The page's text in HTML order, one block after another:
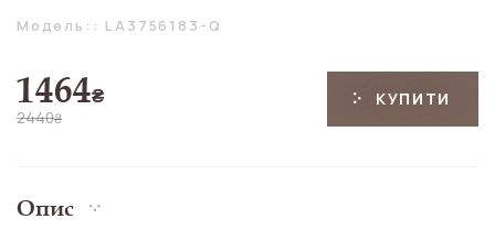
Модель:: LA3756183-Q
1464₴
2440₴
КУПИТИ
Опис